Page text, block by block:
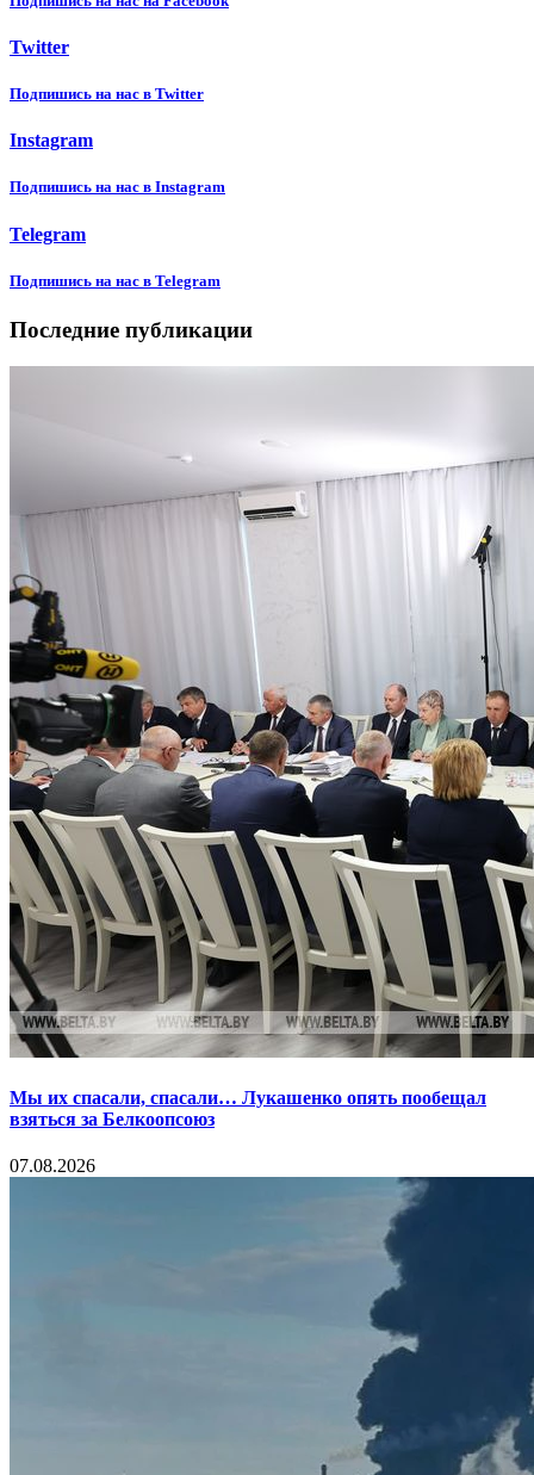
Twitter
Подпишиcь на нас в Twitter
Instagram
Подпишиcь на нас в Instagram
Telegram
Подпишиcь на нас в Telegram
Последние публикации
Мы их спасали, спасали… Лукашенко опять пообещал
взяться за Белкоопсоюз
07.08.2026